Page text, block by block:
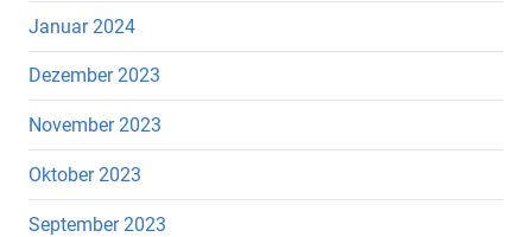
Januar 2024
Dezember 2023
November 2023
Oktober 2023
September 2023